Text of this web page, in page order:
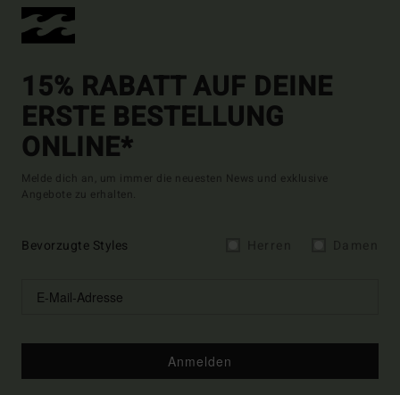
15% RABATT AUF DEINE
ERSTE BESTELLUNG
ONLINE*
Melde dich an, um immer die neuesten News und exklusive
Angebote zu erhalten.
Bevorzugte Styles
Anmelden